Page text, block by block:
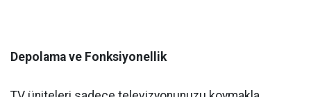
Depolama ve Fonksiyonellik